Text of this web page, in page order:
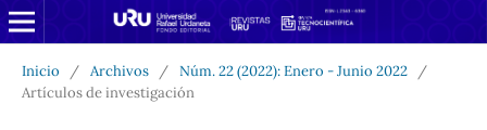
Inicio / Archivos / Núm. 22 (2022): Enero - Junio 2022
/
Artículos de investigación